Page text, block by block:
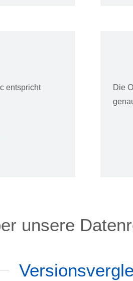
entspricht
Die
unsere